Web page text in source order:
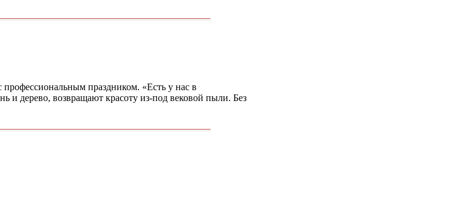
профессиональным праздником. «Есть у нас в
и дерево, возвращают красоту из-под вековой пыли. Без